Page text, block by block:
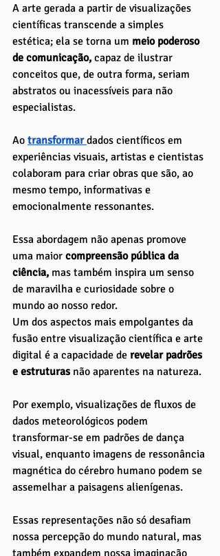
A arte gerada a partir de visualizações
científicas transcende a simples
estética; ela se torna um meio poderoso
de comunicação, capaz de ilustrar
conceitos que, de outra forma, seriam
abstratos ou inacessíveis para não
especialistas.
Ao transformar dados científicos em
experiências visuais, artistas e cientistas
colaboram para criar obras que são, ao
mesmo tempo, informativas e
emocionalmente ressonantes.
Essa abordagem não apenas promove
uma maior compreensão pública da
ciência, mas também inspira um senso
de maravilha e curiosidade sobre o
mundo ao nosso redor.
Um dos aspectos mais empolgantes da
fusão entre visualização científica e arte
digital é a capacidade de revelar padrões
e estruturas não aparentes na natureza.
Por exemplo, visualizações de fluxos de
dados meteorológicos podem
transformar-se em padrões de dança
visual, enquanto imagens de ressonância
magnética do cérebro humano podem se
assemelhar a paisagens alienígenas.
Essas representações não só desafiam
nossa percepção do mundo natural, mas
também expandem nossa imaginação